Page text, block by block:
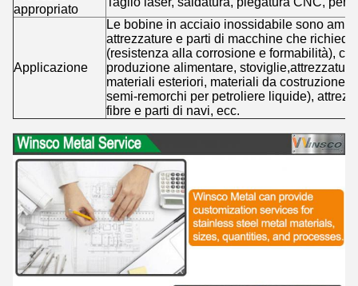
appropriato
Applicazione
Le bobine in acciaio inossidabile sono
attrezzature e parti di macchine che
(resistenza alla corrosione e formabilità),
produzione alimentare,
materiali esteriori, materiali da costruzione,
semi-remorchi per petroliere liquide),
fibre e parti di navi, ecc.